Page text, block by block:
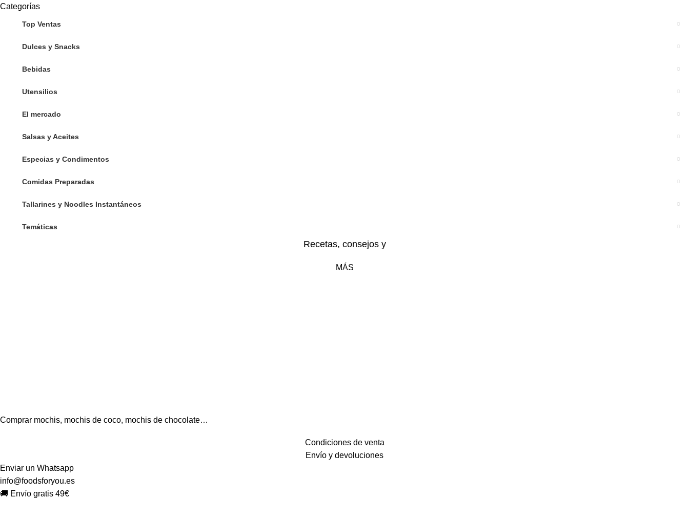
Categorías
Top Ventas
Dulces y Snacks
Bebidas
Utensilios
El mercado
Salsas y Aceites
Especias y Condimentos
Comidas Preparadas
Tallarines y Noodles Instantáneos
Temáticas
Recetas, consejos y
MÁS
Comprar mochis, mochis de coco, mochis de chocolate…
Condiciones de venta
Envío y devoluciones
Enviar un Whatsapp
info@foodsforyou.es
🚚 Envío gratis 49€